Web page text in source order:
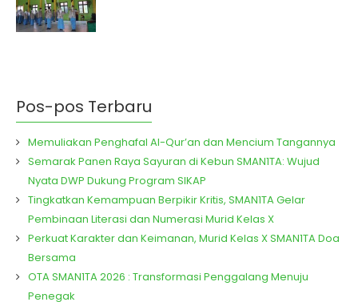
Pos-pos Terbaru
Memuliakan Penghafal Al-Qur’an dan Mencium Tangannya
Semarak Panen Raya Sayuran di Kebun SMAN1TA: Wujud
Nyata DWP Dukung Program SIKAP
Tingkatkan Kemampuan Berpikir Kritis, SMAN1TA Gelar
Pembinaan Literasi dan Numerasi Murid Kelas X
Perkuat Karakter dan Keimanan, Murid Kelas X SMAN1TA Doa
Bersama
OTA SMAN1TA 2026 : Transformasi Penggalang Menuju
Penegak